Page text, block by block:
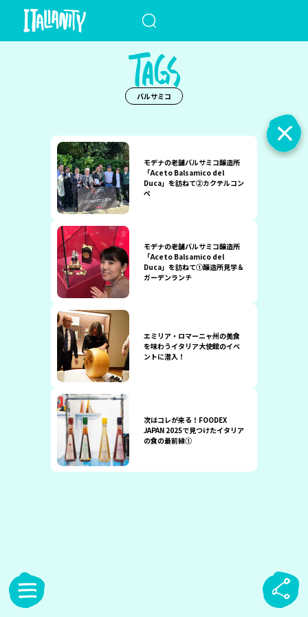
バルサミコ
モデナの老舗バルサミコ醸造所
「Aceto Balsamico del
Duca」を訪ねて②カクテルコン
ペ
モデナの老舗バルサミコ醸造所
「Aceto Balsamico del
Duca」を訪ねて①醸造所見学＆
ガーデンランチ
エミリア・ロマーニャ州の美食
を味わうイタリア大使館のイベ
ントに潜入！
次はコレが来る！FOODEX
JAPAN 2025で見つけたイタリア
の食の最前線①